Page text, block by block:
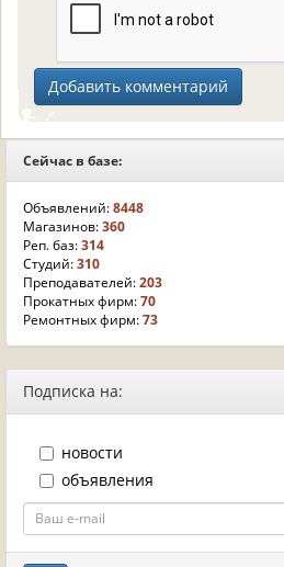
Сейчас в базе:
Объявлений:8448
Магазинов:360
Реп. баз:314
Студий:310
Преподавателей:203
Прокатных фирм:70
Ремонтных фирм:73
Подписка на:
новости
объявления